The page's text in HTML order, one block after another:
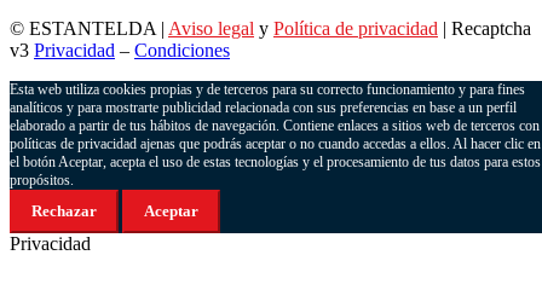
© ESTANTELDA | Aviso legal y Política de privacidad | Recaptcha
v3 Privacidad – Condiciones
Esta web utiliza cookies propias y de terceros para su correcto funcionamiento y para fines
analíticos y para mostrarte publicidad relacionada con sus preferencias en base a un perfil
elaborado a partir de tus hábitos de navegación. Contiene enlaces a sitios web de terceros con
políticas de privacidad ajenas que podrás aceptar o no cuando accedas a ellos. Al hacer clic en
el botón Aceptar, acepta el uso de estas tecnologías y el procesamiento de tus datos para estos
propósitos.
Rechazar Aceptar
Privacidad